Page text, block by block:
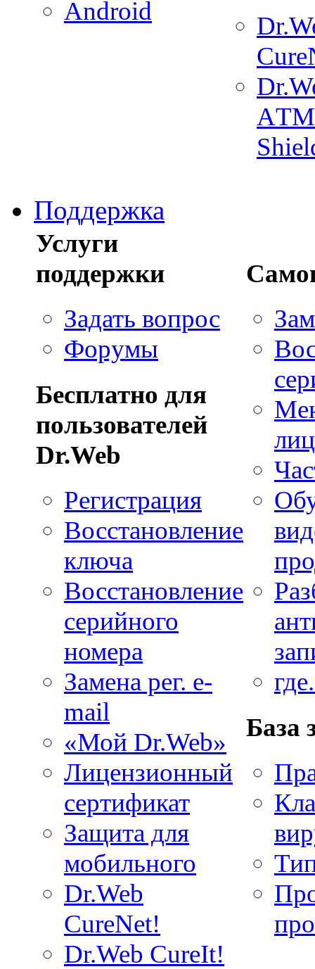
Android
АTM
Поддержка
Услуги
поддержки
Задать вопрос
Форумы
Бесплатно для
пользователей
Dr.Web
Регистрация
Восстановление
ключа
Восстановление
серийного
номера
Замена рег. e-
mail
«Мой Dr.Web»
Лицензионный
сертификат
Защита для
мобильного
Dr.Web
CureNet!
Dr.Web CureIt!
База